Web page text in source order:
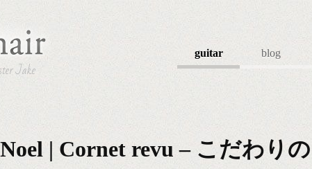
Jake
guitar blog
| Cornet revu – こだわりの